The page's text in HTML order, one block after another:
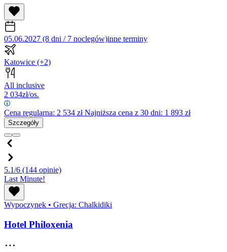
05.06.2027 (8 dni / 7 noclegów)inne terminy
Katowice (+2)
All inclusive
2 034zł/os.
Cena regularna: 2 534 złNajniższa cena z 30 dni: 1 893 zł
Szczegóły
5.1/6 (144 opinie)
Last Minute!
Wypoczynek • Grecja: Chalkidiki
Hotel Philoxenia